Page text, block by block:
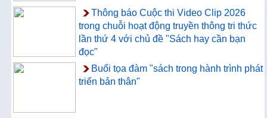
Thông báo Cuộc thi Video Clip 2026
trong chuỗi hoạt động truyền thông tri thức
lần thứ 4 với chủ đề "Sách hay cần bạn
đọc"
Buổi tọa đàm "sách trong hành trình phát
triển bản thân"